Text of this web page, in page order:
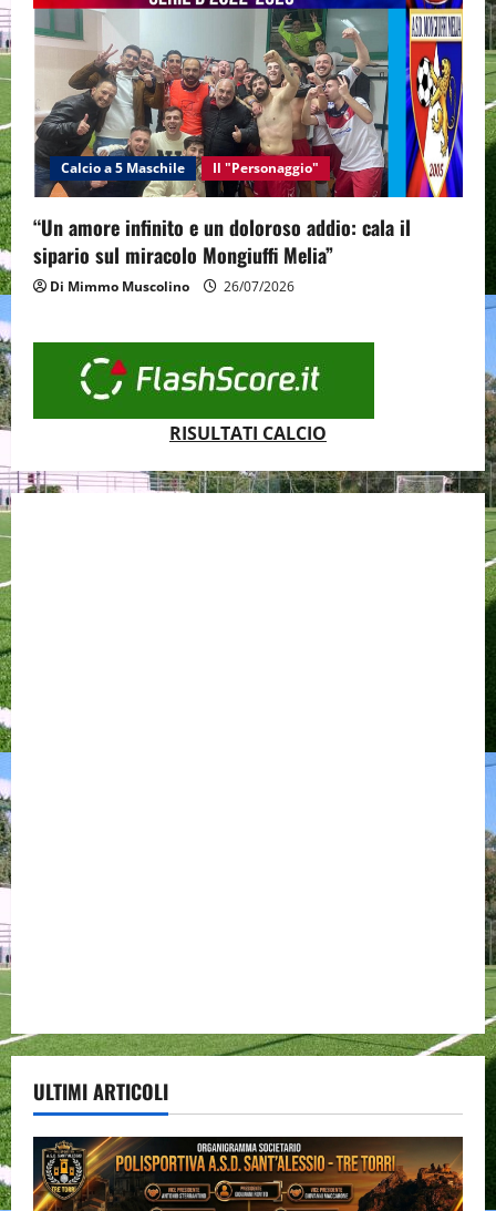
Calcio a 5 Maschile Il "Personaggio"
“Un amore infinito e un doloroso addio: cala il
sipario sul miracolo Mongiuffi Melia”
Di Mimmo Muscolino 26/07/2026
RISULTATI CALCIO
ULTIMI ARTICOLI